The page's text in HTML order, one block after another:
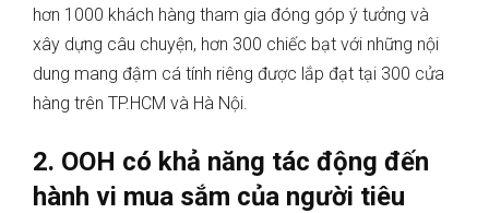
hơn 1000 khách hàng tham gia đóng góp ý tưởng và
xây dựng câu chuyện, hơn 300 chiếc bạt với những nội
dung mang đậm cá tính riêng được lắp đạt tại 300 cửa
hàng trên TP.HCM và Hà Nội.
2. OOH có khả năng tác động đến
hành vi mua sắm của người tiêu